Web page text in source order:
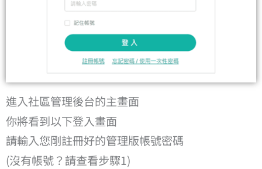
進入社區管理後台的主畫面
你將看到以下登入畫面
請輸入您剛註冊好的管理版帳號密碼
(沒有帳號？請查看步驟1)